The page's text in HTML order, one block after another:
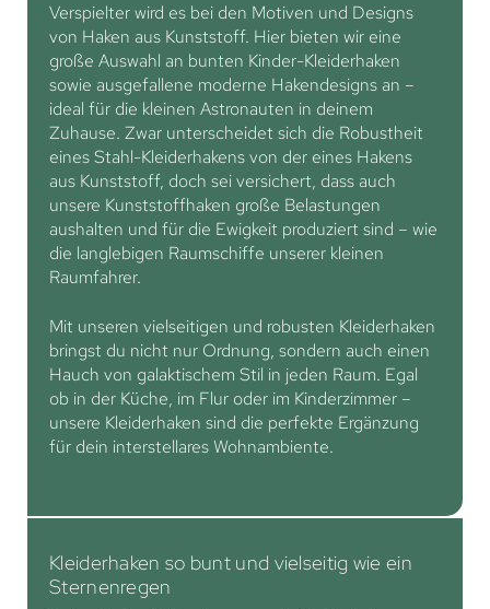
Kleiderhaken so bunt und vielseitig wie ein
Sternenregen
Verspielter wird es bei den Motiven und Designs
von Haken aus Kunststoff. Hier bieten wir eine
große Auswahl an bunten Kinder-Kleiderhaken
sowie ausgefallene moderne Hakendesigns an –
ideal für die kleinen Astronauten in deinem
Zuhause. Zwar unterscheidet sich die Robustheit
eines Stahl-Kleiderhakens von der eines Hakens
aus Kunststoff, doch sei versichert, dass auch
unsere Kunststoffhaken große Belastungen
aushalten und für die Ewigkeit produziert sind – wie
die langlebigen Raumschiffe unserer kleinen
Raumfahrer.
Mit unseren vielseitigen und robusten Kleiderhaken
bringst du nicht nur Ordnung, sondern auch einen
Hauch von galaktischem Stil in jeden Raum. Egal
ob in der Küche, im Flur oder im Kinderzimmer –
unsere Kleiderhaken sind die perfekte Ergänzung
für dein interstellares Wohnambiente.